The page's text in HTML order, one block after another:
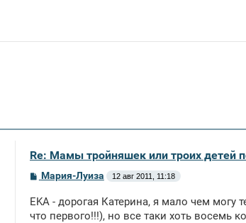
Re: Мамы тройняшек или троих детей
С
б
щ
Мария-Луиза 12 авг 2011, 11:18
EKA - дорогая Катерина, я мало чем
что первого!!!), но все таки хоть восемь